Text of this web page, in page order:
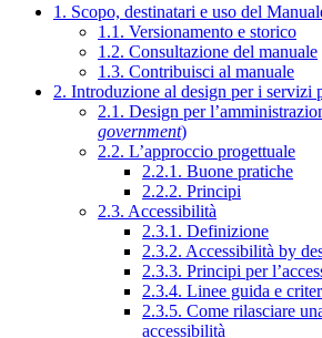
1. Scopo, destinatari e uso del
1.1. Versionamento e storico
1.2. Consultazione del manuale
1.3. Contribuisci al manuale
2. Introduzione al design per i servizi
2.1. Design per
government)
2.2. L’approccio progettuale
2.2.1. Buone pratiche
2.2.2. Principi
2.3. Accessibilità
2.3.1. Definizione
2.3.2. Accessibilità by
2.3.3. Principi per
2.3.4. Linee guida e
2.3.5. Come rilasciare
accessibilità